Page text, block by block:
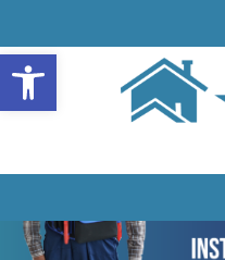
Open toolbar